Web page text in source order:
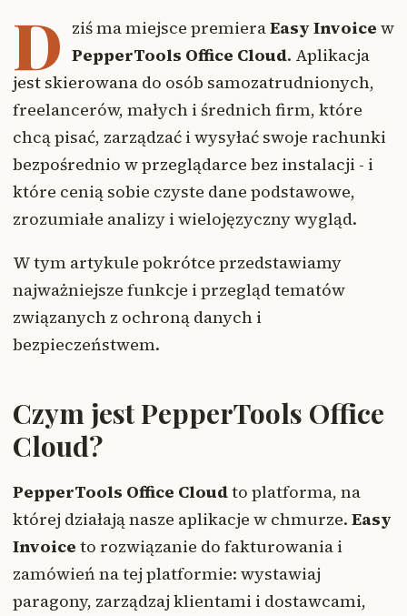
D ziś ma miejsce premieraEasy Invoice w
PepperTools Office Cloud. Aplikacja
jest skierowana do osób samozatrudnionych,
freelancerów, małych i średnich firm, które
chcą pisać, zarządzać i wysyłać swoje rachunki
bezpośrednio w przeglądarce bez instalacji - i
które cenią sobie czyste dane podstawowe,
zrozumiałe analizy i wielojęzyczny wygląd.
W tym artykule pokrótce przedstawiamy
najważniejsze funkcje i przegląd tematów
związanych z ochroną danych i
bezpieczeństwem.
Czym jest PepperTools Office
Cloud?
PepperTools Office Cloudto platforma, na
której działają nasze aplikacje w chmurze. Easy
Invoice to rozwiązanie do fakturowania i
zamówień na tej platformie: wystawiaj
paragony, zarządzaj klientami i dostawcami,